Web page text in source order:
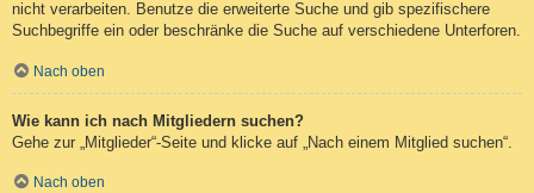
nicht verarbeiten. Benutze die erweiterte Suche und gib spezifischere
Suchbegriffe ein oder beschränke die Suche auf verschiedene Unterforen.
Nach oben
Wie kann ich nach Mitgliedern suchen?
Gehe zur „Mitglieder“-Seite und klicke auf „Nach einem Mitglied suchen“.
Nach oben